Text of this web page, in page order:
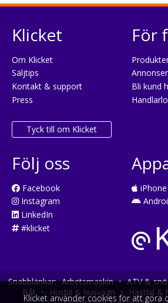
Klicket
Om Klicket
Säljtips
Kontakt & support
Press
Tyck till om Klicket
För
Bli kund
Följ oss
Facebook
Instagram
LinkedIn
#klicket
Snabblänkar: Arbetsmaskin • ATV &
Båt • Husbil & husvagn • Hästbil &
Klicket använder cookies för att göra